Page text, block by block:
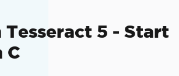
Tesseract 5 - Start
C